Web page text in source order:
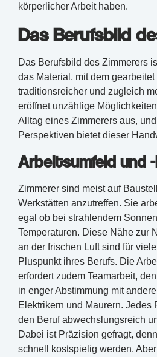
körperlicher Arbeit haben.
Das Berufsbild
Das Berufsbild des Zimmerers
das Material, mit dem
traditionsreicher und zugleich
eröffnet unzählige
Alltag eines Zimmerers aus,
Perspektiven bietet dieser
Arbeitsumfeld und
Zimmerer sind meist auf
Werkstätten anzutreffen. Sie
egal ob bei strahlendem
Temperaturen. Diese Nähe zur
an der frischen Luft sind für
Pluspunkt ihres Berufs. Die
erfordert zudem Teamarbeit,
in enger Abstimmung mit
Elektrikern und Maurern. Jedes
den Beruf abwechslungsreich
Dabei ist Präzision gefragt,
schnell kostspielig werden.